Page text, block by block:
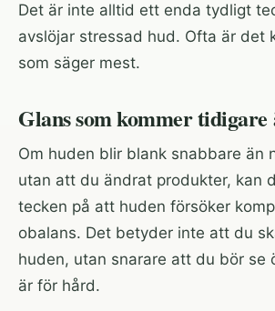
Det är inte alltid ett enda tydligt
avslöjar stressad hud. Ofta är det
som säger mest.
Glans som kommer
Om huden blir blank snabbare än
utan att du ändrat produkter, kan
tecken på att huden försöker
obalans. Det betyder inte att du
huden, utan snarare att du bör se
är för hård.